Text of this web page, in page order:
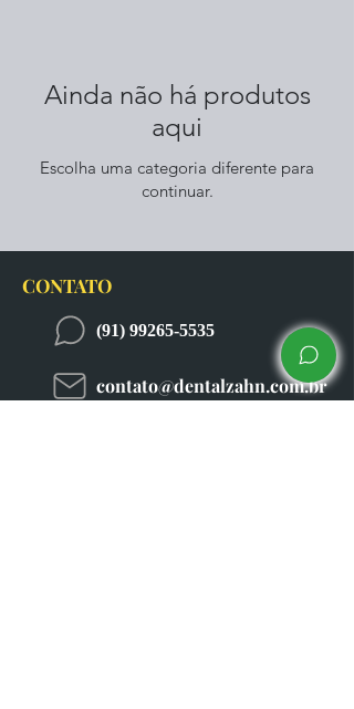
Ainda não há produtos
aqui
Escolha uma categoria diferente para
continuar.
CONTATO
(91) 99265-5535
contato@dentalzahn.com.br